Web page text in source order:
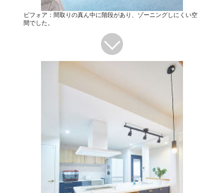
ビフォア：間取りの真ん中に階段があり、ゾーニングしにくい空
間でした。